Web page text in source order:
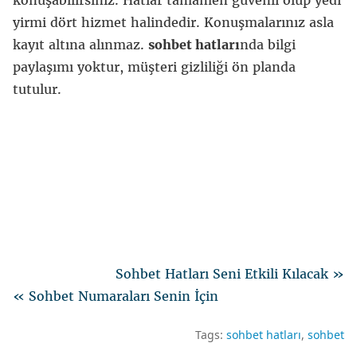
yirmi dört hizmet halindedir. Konuşmalarınız asla
kayıt altına alınmaz. sohbet hatlarında bilgi
paylaşımı yoktur, müşteri gizliliği ön planda
tutulur.
Sohbet Hatları Seni Etkili Kılacak »
« Sohbet Numaraları Senin İçin
Tags: sohbet hatları sohbet